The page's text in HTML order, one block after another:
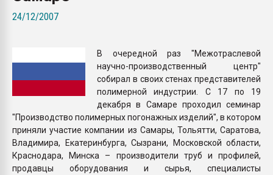
ПЕРЕЙТИ НА
24/12/2007
В очередной раз "Межотраслевой
научно-производственный центр"
собирал в своих стенах представителей
полимерной индустрии. С 17 по 19
декабря в Самаре проходил семинар
"Производство полимерных погонажных изделий", в котором
приняли участие компании из Самары, Тольятти, Саратова,
Владимира, Екатеринбурга, Сызрани, Московской области,
Краснодара, Минска – производители труб и профилей,
продавцы оборудования и сырья, специалисты